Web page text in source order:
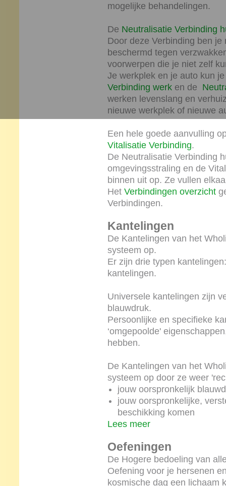
mogelijke behandelingen.
De Neutralisatie Verbinding
Door deze Verbinding ben
beschermd tegen
voorwerpen die je niet zelf
Je werkplek en je auto kun
Verbinding werken de
werken levenslang en
nieuwe werkplek of nieuwe
Een hele goede aanvulling
Vitalisatie Verbinding.
De Neutralisatie Verbinding
omgevingsstraling en de
binnen uit op. Ze vullen
Het Verbindingen overzicht
Verbindingen.
Kantelingen
De Kantelingen van het
systeem op.
Er zijn drie typen
kantelingen.
Universele kantelingen zijn
blauwdruk.
Persoonlijke en specifieke
‘omgepoolde'
hebben.
De Kantelingen van het
systeem op door ze weer
jouw oorspronkelijk
jouw oorspronkelijke,
beschikking komen
Lees meer
Oefeningen
De Hogere bedoeling van
Oefening voor je hersenen
kosmische dag een lichaam